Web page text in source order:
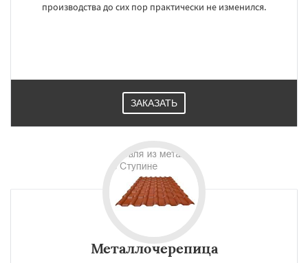
производства до сих пор практически не изменился.
ЗАКАЗАТЬ
Металлочерепица